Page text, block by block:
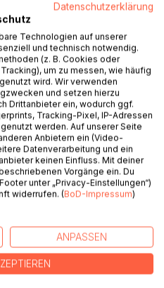
anderen Menschen:
in deinem Herzen. Rein
Etwas, das sich derzeit,
auf dem Planeten Erde.
dunkle Seiten. Sie trug
Datenschutzerklärung
Technologien auf unserer
und technisch notwendig.
(z. B. Cookies oder
um zu messen, wie häufig
wird. Wir verwenden
und setzen hierzu
Drittanbieter ein, wodurch ggf.
Tracking-Pixel, IP-Adressen
werden. Auf unserer Seite
Anbietern ein (Video-
Datenverarbeitung und ein
keinen Einfluss. Mit deiner
Vorgänge ein. Du
unter „Privacy-Einstellungen“)
widerrufen. (BoD-Impressum)
ANPASSEN